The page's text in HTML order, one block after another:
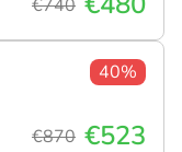
€740
40%
€870 €523